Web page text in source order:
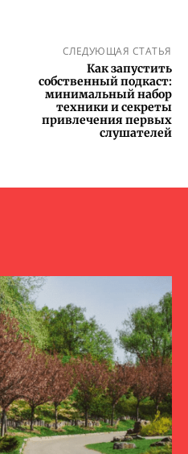
СЛЕДУЮЩАЯ СТАТЬЯ
Как запустить
собственный подкаст:
минимальный набор
техники и секреты
привлечения первых
слушателей